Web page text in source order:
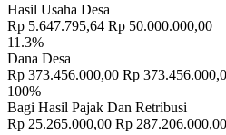
Hasil Usaha Desa
Rp 5.647.795,64 Rp 50.000.000,00
11.3%
Dana Desa
Rp 373.456.000,00 Rp
100%
Bagi Hasil Pajak Dan Retribusi
Rp 25.265.000,00 Rp 287.206.000,00